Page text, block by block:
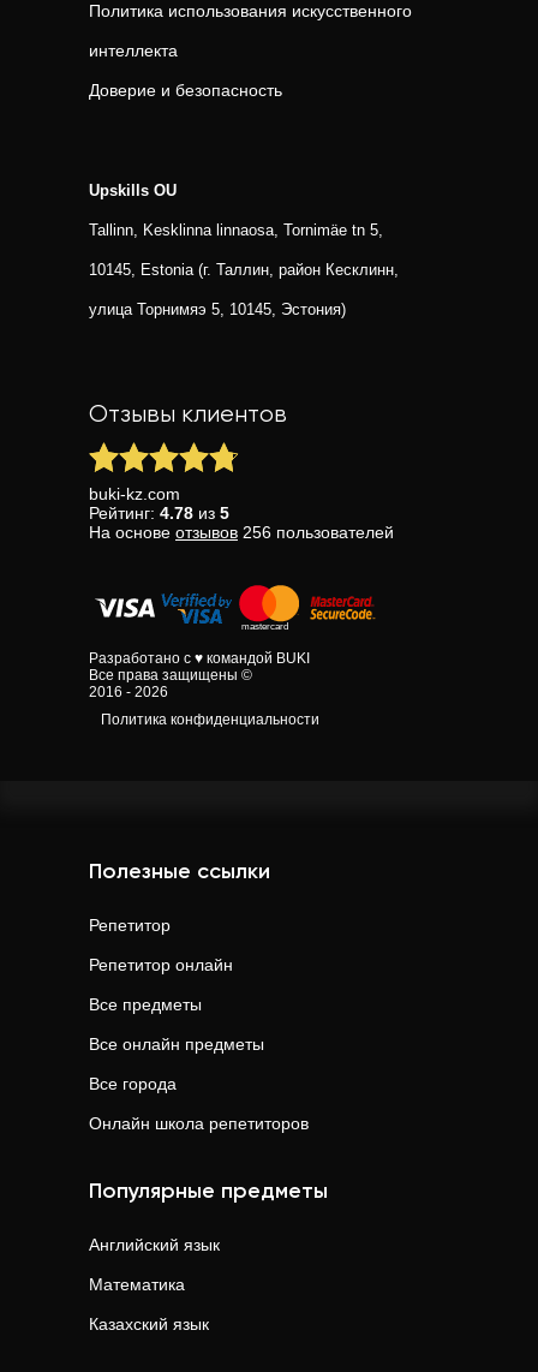
Политика использования искусственного
интеллекта
Доверие и безопасность
Upskills OU
Tallinn, Kesklinna linnaosa, Tornimäe tn 5,
10145, Estonia (г. Таллин, район Кесклинн,
улица Торнимяэ 5, 10145, Эстония)
Отзывы клиентов
buki-kz.com
Рейтинг: 4.78 из 5
На основе отзывов 256 пользователей
Разработано с ♥ командой BUKI
Все права защищены ©
2016 - 2026
Политика конфиденциальности
Полезные ссылки
Репетитор
Репетитор онлайн
Все предметы
Все онлайн предметы
Все города
Онлайн школа репетиторов
Популярные предметы
Английский язык
Математика
Казахский язык